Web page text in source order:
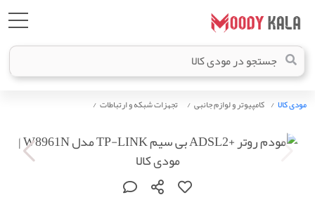
مودی کالا کامپیوتر و لوازم جانبی تجهزات شبکه و ارتباطات